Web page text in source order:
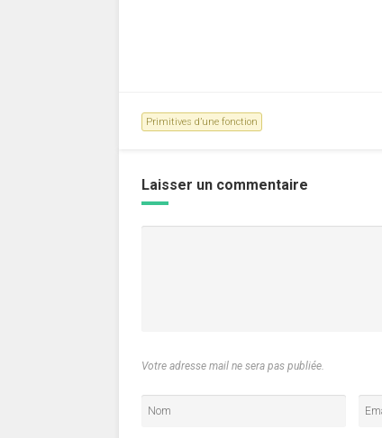
Primitives d’une fonction
Laisser un commentaire
Votre adresse mail ne sera pas publiée.